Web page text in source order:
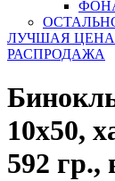
ЛУЧШАЯ ЦЕНА
РАСПРОДАЖА
10х50,
592 гр.,